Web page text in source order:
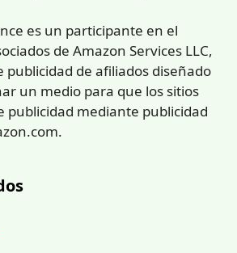
es un participante en el
de Amazon Services LLC,
publicidad de afiliados diseñado
un medio para que los sitios
publicidad mediante publicidad